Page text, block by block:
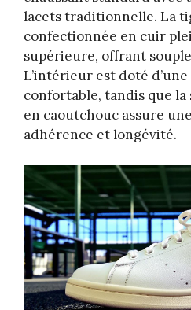
lacets traditionnelle. La
confectionnée en cuir
supérieure, offrant
L’intérieur est doté
confortable, tandis que
en caoutchouc assure
adhérence et longévité.